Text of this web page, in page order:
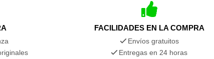
FACILIDADES EN LA COMPRA
Envíos gratuitos
Entregas en 24 horas